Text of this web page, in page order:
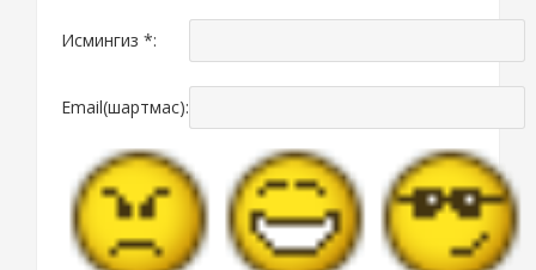
Исмингиз *:
Email(шартмас):